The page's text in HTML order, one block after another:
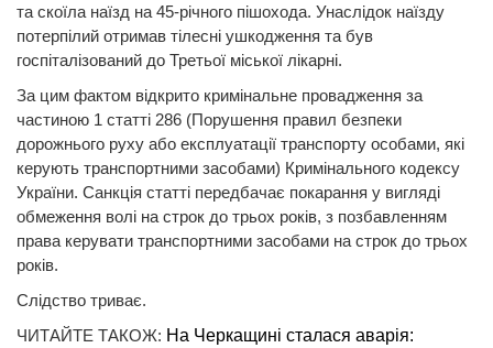
та скоїла наїзд на 45-річного пішохода. Унаслідок наїзду
потерпілий отримав тілесні ушкодження та був
госпіталізований до Третьої міської лікарні.
За цим фактом відкрито кримінальне провадження за
частиною 1 статті 286 (Порушення правил безпеки
дорожнього руху або експлуатації транспорту особами, які
керують транспортними засобами) Кримінального кодексу
України. Санкція статті передбачає покарання у вигляді
обмеження волі на строк до трьох років, з позбавленням
права керувати транспортними засобами на строк до трьох
років.
Слідство триває.
ЧИТАЙТЕ ТАКОЖ: На Черкащині сталася аварія: